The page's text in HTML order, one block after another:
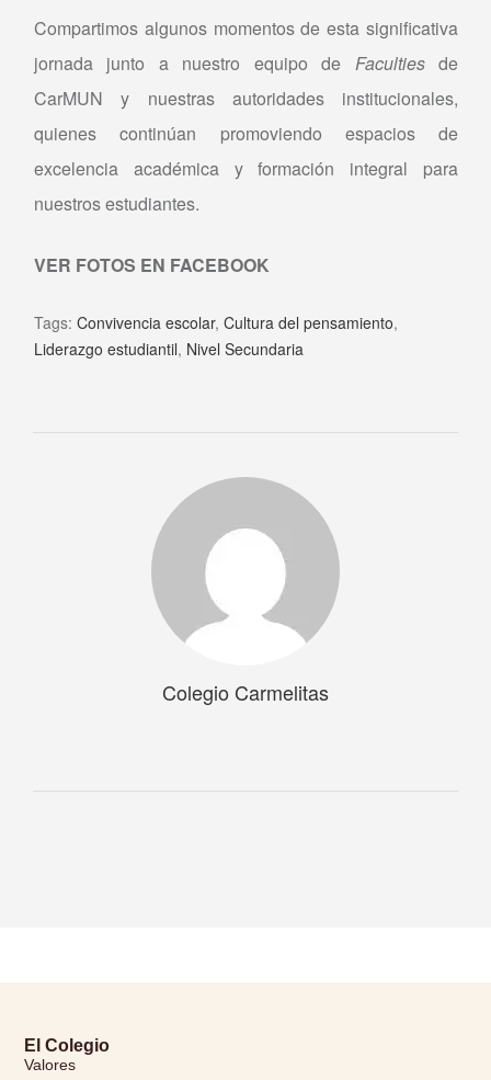
Compartimos algunos momentos de esta significativa
jornada junto a nuestro equipo de Facultiesde
CarMUN y nuestras autoridades institucionales,
quienes continúan promoviendo espacios de
excelencia académica y formación integral para
nuestros estudiantes.
VER FOTOS EN FACEBOOK
Tags: Convivencia escolar, Cultura del pensamiento,
Liderazgo estudiantil, Nivel Secundaria
Colegio Carmelitas
El Colegio
Valores